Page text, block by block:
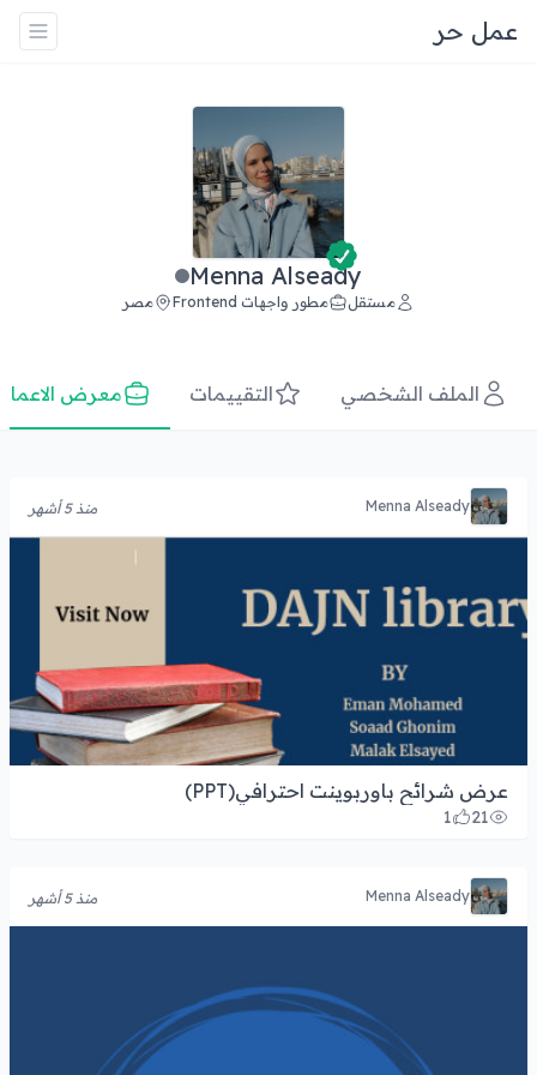
عمل حر
Menna Alseady
مستقل مطور واجهات Frontend مصر
الملف الشخصي التقييمات معرض
Menna Alseady منذ 5 أشهر
عرض شرائح باوربوينت احترافي(PPT)
21
1
Menna Alseady منذ 5 أشهر